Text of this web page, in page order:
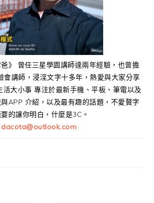
》 曾任三星學園講師達兩年經驗，也曾擔
會講師，浸淫文字十多年，熱愛與大家分享
活大小事 專注於最新手機、平板、筆電以及
APP 介紹，以及最有趣的話題，不愛贅字
的讓你明白，什麼是3C。
dacota@outlook.com